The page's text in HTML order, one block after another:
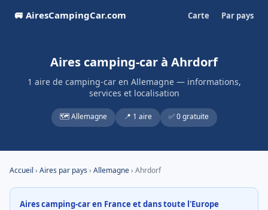
🚐 AiresCampingCar.com Carte Par pays
Aires camping-car à Ahrdorf
1 aire de camping-car en Allemagne — informations,
services et localisation
🗺️ Allemagne 📍 1 aire ✅ 0 gratuite
Accueil › Aires par pays› Allemagne› Ahrdorf
Aires camping-car en France et dans toute l'Europe